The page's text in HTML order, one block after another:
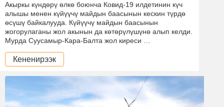
Акыркы күндөрү өлкө боюнча Ковид-19 илдетинин күч
алышы менен күйүүчү майдын баасынын кескин түрдө
өсүшү байкалууда. Күйүүчү майдын баасынын
жогорулаганы жол акынын да көтөрүлүшүнө алып келди.
Мурда Суусамыр-Кара-Балта жол киреси …
Кененирээк